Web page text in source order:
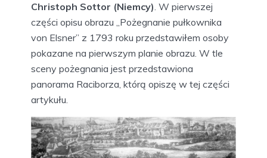
Christoph Sottor (Niemcy). W pierwszej
części opisu obrazu „Pożegnanie pułkownika
von Elsner” z 1793 roku przedstawiłem osoby
pokazane na pierwszym planie obrazu. W tle
sceny pożegnania jest przedstawiona
panorama Raciborza, którą opiszę w tej części
artykułu.